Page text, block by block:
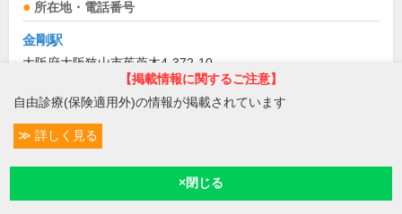
所在地・電話番号
金剛駅
大阪府大阪狭山市茱萸木4-372-10
メディカルスクエアくみの木1F[地図]
072-284-8110
診療科目
【掲載情報に関するご注意】
自由診療(保険適用外)の情報が掲載されています
詳しく見る